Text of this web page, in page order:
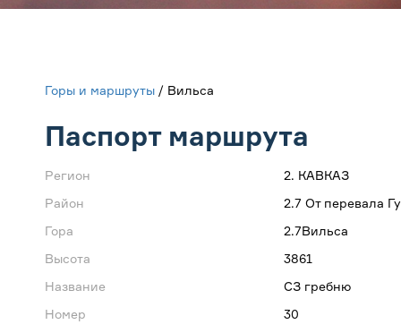
Горы и маршруты / Вильса
Паспорт маршрута
Регион
2. КАВКАЗ
Район
2.7 От перевала
Гора
2.7Вильса
Высота
3861
Название
СЗ гребню
Номер
30